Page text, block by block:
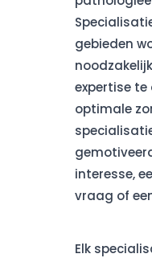
gebieden
expertise te
optimale
interesse,
vraag of
Elk